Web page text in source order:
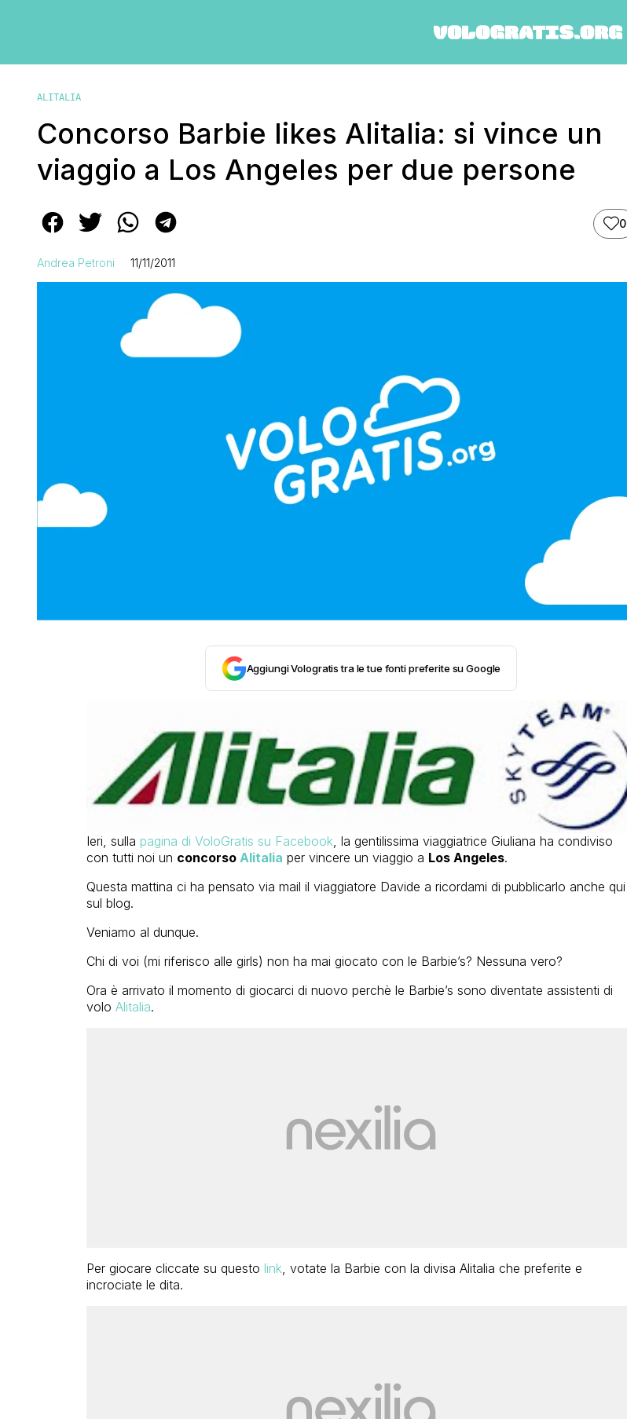
ALITALIA
Concorso Barbie likes Alitalia: si vince un
viaggio a Los Angeles per due persone
0
Andrea Petroni 11/11/2011
Aggiungi Vologratis tra le tue fonti preferite su Google
Ieri, sulla pagina di VoloGratis su Facebook , la gentilissima viaggiatrice Giuliana ha condiviso
con tutti noi un concorso Alitalia per vincere un viaggio a Los Angeles.
Questa mattina ci ha pensato via mail il viaggiatore Davide a ricordami di pubblicarlo anche qui
sul blog.
Veniamo al dunque.
Chi di voi (mi riferisco alle girls) non ha mai giocato con le Barbie’s? Nessuna vero?
Ora è arrivato il momento di giocarci di nuovo perchè le Barbie’s sono diventate assistenti di
volo Alitalia.
Per giocare cliccate su questo link , votate la Barbie con la divisa Alitalia che preferite e
incrociate le dita.